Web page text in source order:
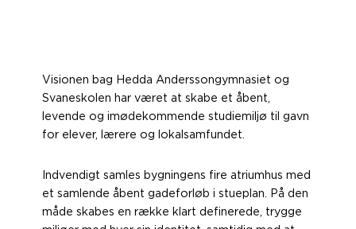
Visionen bag Hedda Anderssongymnasiet og
Svaneskolen har været at skabe et åbent,
levende og imødekommende studiemiljø til gavn
for elever, lærere og lokalsamfundet.
Indvendigt samles bygningens fire atriumhus med
et samlende åbent gadeforløb i stueplan. På den
måde skabes en række klart definerede, trygge